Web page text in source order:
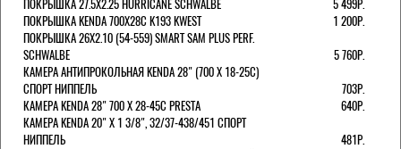
ПОКРЫШКА 27.5X2.25 HURRICANE SCHWALBE
5 499Р.
ПОКРЫШКА KENDA 700Х28С K193 KWEST
1 200Р.
ПОКРЫШКА 26X2.10 (54-559) SMART SAM PLUS PERF.
SCHWALBE
5 760Р.
КАМЕРА АНТИПРОКОЛЬНАЯ KENDA 28" (700 Х 18-25C)
СПОРТ НИППЕЛЬ
703Р.
КАМЕРА KENDA 28" 700 Х 28-45С PRESTA
640Р.
КАМЕРА KENDA 20" Х 1 3/8", 32/37-438/451 СПОРТ
НИППЕЛЬ
481Р.